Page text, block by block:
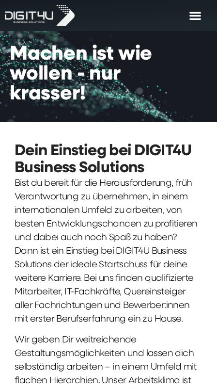
Machen ist wie
wollen - nur
krasser!
Dein Einstieg bei DIGIT4U
Business Solutions
Bist du bereit für die Herausforderung, früh
Verantwortung zu übernehmen, in einem
internationalen Umfeld zu arbeiten, von
besten Entwicklungschancen zu profitieren
und dabei auch noch Spaß zu haben?
Dann ist ein Einstieg bei DIGIT4U Business
Solutions der ideale Startschuss für deine
weitere Karriere. Bei uns finden qualifizierte
Mitarbeiter, IT-Fachkräfte, Quereinsteiger
aller Fachrichtungen und Bewerber:innen
mit erster Berufserfahrung ein zu Hause.
Wir geben Dir weitreichende
Gestaltungsmöglichkeiten und lassen dich
selbständig arbeiten – in einem Umfeld mit
flachen Hierarchien. Unser Arbeitsklima ist